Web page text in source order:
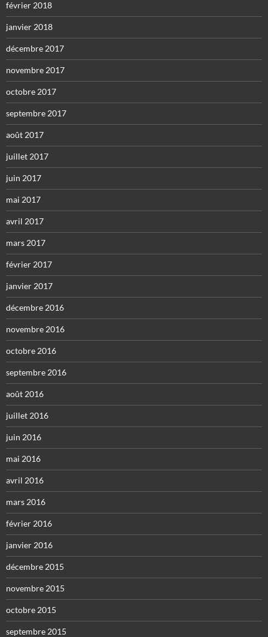
février 2018
janvier 2018
décembre 2017
novembre 2017
octobre 2017
septembre 2017
août 2017
juillet 2017
juin 2017
mai 2017
avril 2017
mars 2017
février 2017
janvier 2017
décembre 2016
novembre 2016
octobre 2016
septembre 2016
août 2016
juillet 2016
juin 2016
mai 2016
avril 2016
mars 2016
février 2016
janvier 2016
décembre 2015
novembre 2015
octobre 2015
septembre 2015